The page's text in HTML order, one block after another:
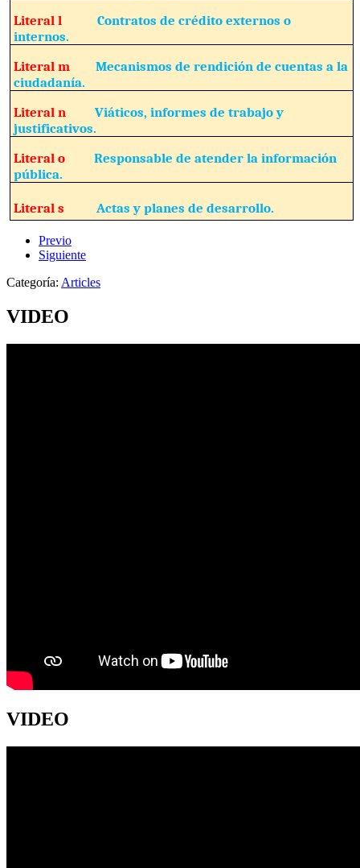
Literal lContratos de crédito externos o
internos.
Literal mMecanismos de rendición de cuentas a la
ciudadanía.
Literal nViáticos, informes de trabajo y
justificativos.
Literal oResponsable de atender la información
pública.
Literal s Actas y planes de desarrollo.
Previo
Siguiente
Categoría: Articles
VIDEO
VIDEO